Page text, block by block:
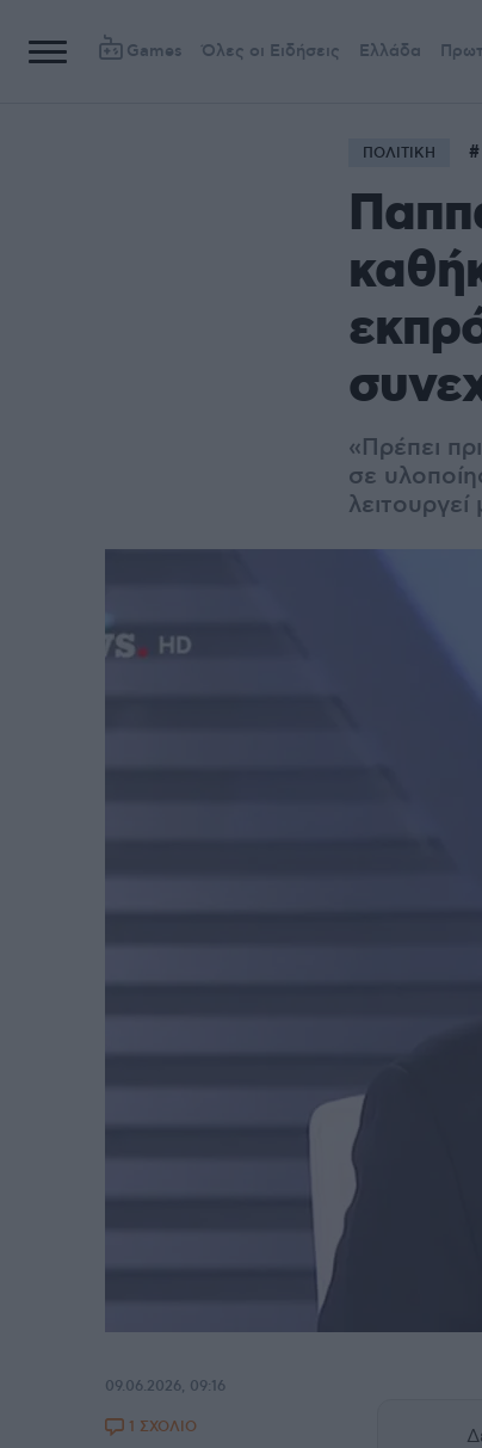
Games Όλες οι Ειδήσεις Ελλάδα
ΠΟΛΙΤΙΚΗ
«Πρέπει
σε
09.06.2026, 09:16
1 ΣΧΟΛΙΟ